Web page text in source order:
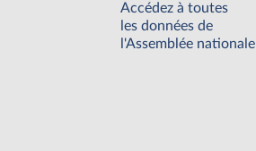
Accédez à toutes
les données de
l'Assemblée nationale